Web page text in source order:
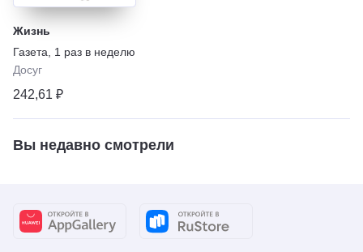
Жизнь
Газета
1 раз в неделю
Досуг
242,61 ₽
Вы недавно смотрели